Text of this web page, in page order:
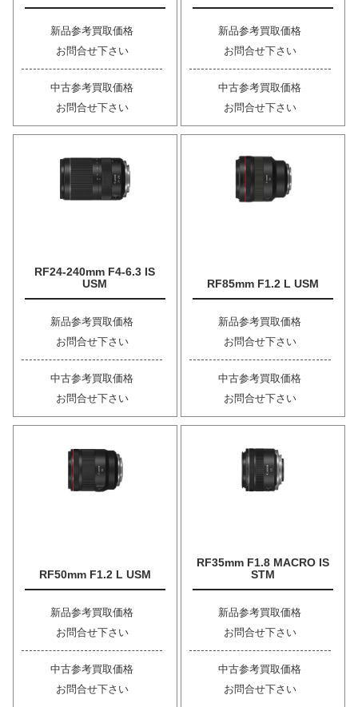
新品参考買取価格
お問合せ下さい
中古参考買取価格
お問合せ下さい
新品参考買取価格
お問合せ下さい
中古参考買取価格
お問合せ下さい
RF24-240mm F4-6.3 IS
USM
新品参考買取価格
お問合せ下さい
中古参考買取価格
お問合せ下さい
RF85mm F1.2 L USM
新品参考買取価格
お問合せ下さい
中古参考買取価格
お問合せ下さい
RF50mm F1.2 L USM
新品参考買取価格
お問合せ下さい
中古参考買取価格
お問合せ下さい
RF35mm F1.8 MACRO IS
STM
新品参考買取価格
お問合せ下さい
中古参考買取価格
お問合せ下さい